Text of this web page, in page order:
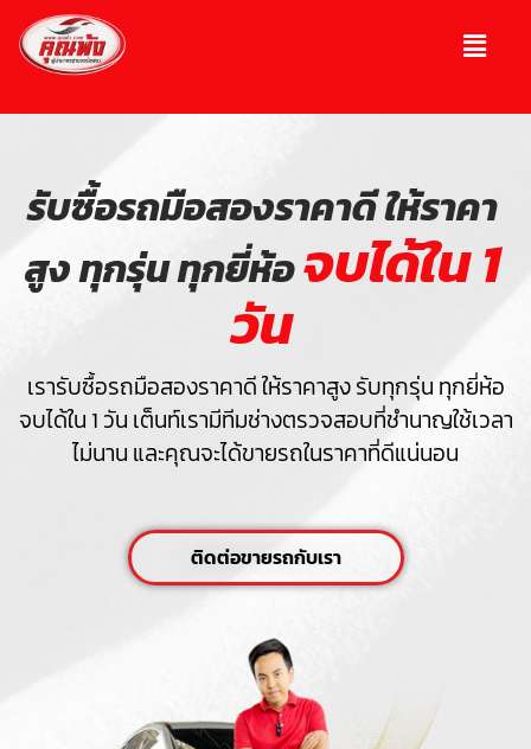
รับซื้อรถมือสองราคาดี ให้ราคา
สูง ทุกรุ่น ทุกยี่ห้อจบได้ใน 1
วัน
เรารับซื้อรถมือสองราคาดี ให้ราคาสูง รับทุกรุ่น ทุกยี่ห้อ
จบได้ใน 1 วัน เต็นท์เรามีทีมช่างตรวจสอบที่ชำนาญใช้เวลา
ไม่นาน และคุณจะได้ขายรถในราคาที่ดีแน่นอน
ติดต่อขายรถกับเรา